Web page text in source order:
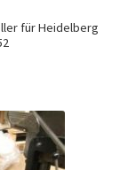
für Heidelberg